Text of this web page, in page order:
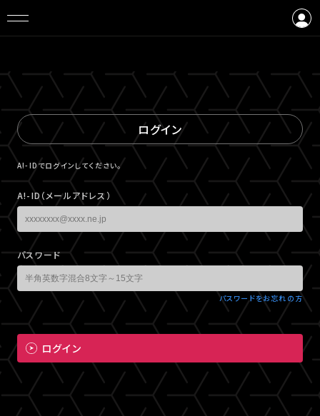
ログイン
A!-IDでログインしてください。
A!-ID（メールアドレス）
パスワード
パスワードをお忘れの方
ログイン